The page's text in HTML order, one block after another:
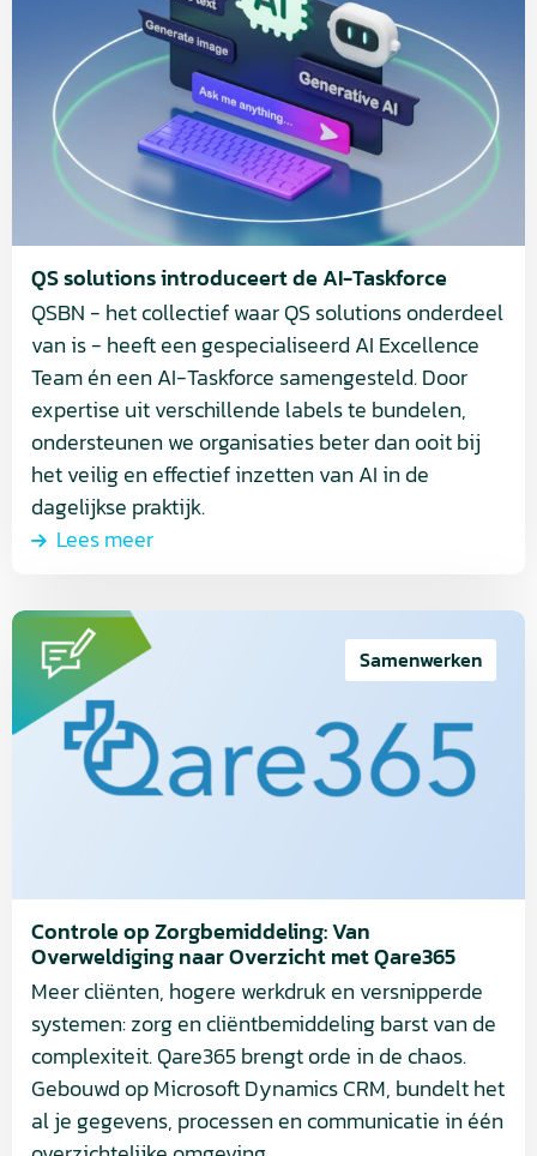
QS solutions introduceert de AI-Taskforce
QSBN - het collectief waar QS solutions onderdeel
van is - heeft een gespecialiseerd AI Excellence
Team én een AI-Taskforce samengesteld. Door
expertise uit verschillende labels te bundelen,
ondersteunen we organisaties beter dan ooit bij
het veilig en effectief inzetten van AI in de
dagelijkse praktijk.
Lees meer
solutions
introduceert
Taskforce
Controle op Zorgbemiddeling: Van
Overweldiging naar Overzicht met Qare365
Samenwerken
Meer cliënten, hogere werkdruk en versnipperde
systemen: zorg en cliëntbemiddeling barst van de
complexiteit. Qare365 brengt orde in de chaos.
Gebouwd op Microsoft Dynamics CRM, bundelt het
al je gegevens, processen en communicatie in één
Lees
meer
over
Controle
Zorgbemiddeling:
Overzicht
met
Qare365